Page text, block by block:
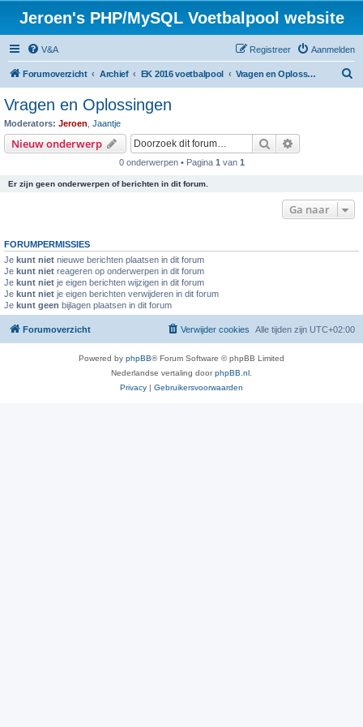
Jeroen's PHP/MySQL Voetbalpool website
V&A Aanmelden
Registreer
Forumoverzicht Archief EK 2016 voetbalpool Vragen en Oplossingen
Vragen en Oplossingen
Moderators: Jeroen Jaantje
Nieuw onderwerp Zoek
0 onderwerpen • Pagina 1 van 1
Er zijn geen onderwerpen of berichten in dit forum.
Ga naar
FORUMPERMISSIES
Je kunt niet nieuwe berichten plaatsen in dit forum
Je kunt niet reageren op onderwerpen in dit forum
Je kunt niet je eigen berichten wijzigen in dit forum
Je kunt niet je eigen berichten verwijderen in dit forum
Je kunt geen bijlagen plaatsen in dit forum
Forumoverzicht Alle tijden zijn UTC+02:00
Verwijder cookies
Powered by phpBB® Forum Software © phpBB Limited
Nederlandse vertaling doorphpBB.nl
Privacy | Gebruikersvoorwaarden